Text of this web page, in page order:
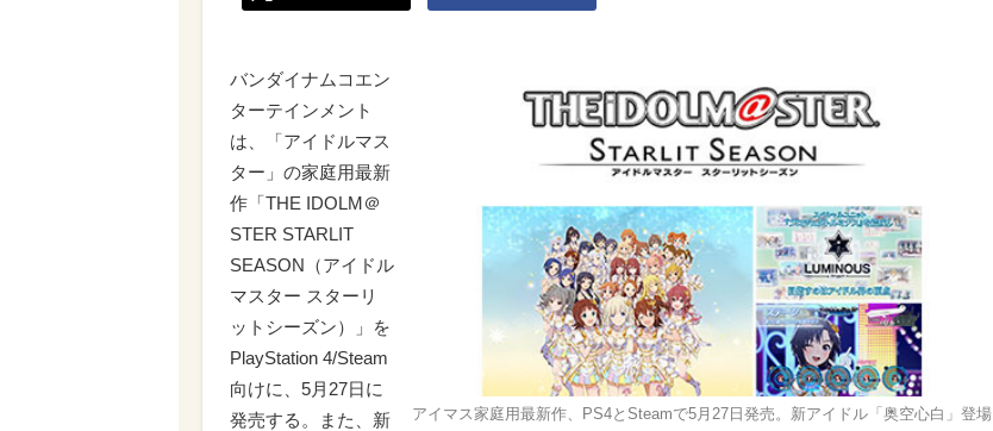
アイマス家庭用最新作、PS4とSteamで5月27日発売。新アイドル「奥空心白」登場
バンダイナムコエン
ターテインメント
は、「アイドルマス
ター」の家庭用最新
作「THE IDOLM＠
STER STARLIT
SEASON（アイドル
マスター スターリ
ットシーズン）」を
PlayStation 4/Steam
向けに、5月27日に
発売する。また、新